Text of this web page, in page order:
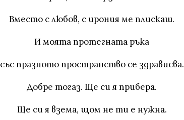
Вместо с любов, с ирония ме плискаш.
И моята протегната ръка
със празното пространство се здрависва.
Добре тогаз. Ще си я прибера.
Ще си я взема, щом не ти е нужна.